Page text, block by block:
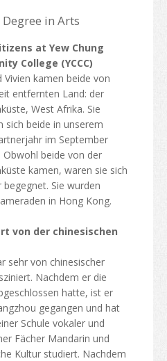
in Arts
at Yew Chung
College (YCCC)
Vivien kamen beide von
entfernten Land: der
West Afrika. Sie
sich beide in unserem
im September
Obwohl beide von der
kamen, waren sie sich
begegnet. Sie wurden
in Hong Kong.
von der chinesischen
sehr von chinesischer
Nachdem er die
hatte, ist er
gegangen und hat
Schule vokaler und
Fächer Mandarin und
Kultur studiert. Nachdem